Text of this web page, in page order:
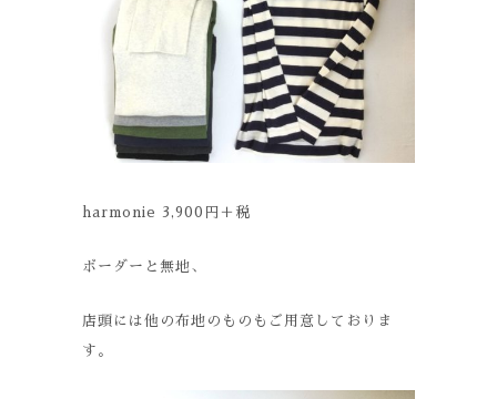
harmonie 3,900円＋税
ボーダーと無地、
店頭には他の布地のものもご用意しておりま
す。